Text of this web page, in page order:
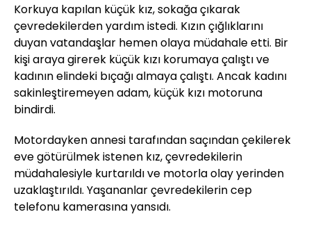
Korkuya kapılan küçük kız, sokağa çıkarak
çevredekilerden yardım istedi. Kızın çığlıklarını
duyan vatandaşlar hemen olaya müdahale etti. Bir
kişi araya girerek küçük kızı korumaya çalıştı ve
kadının elindeki bıçağı almaya çalıştı. Ancak kadını
sakinleştiremeyen adam, küçük kızı motoruna
bindirdi.
Motordayken annesi tarafından saçından çekilerek
eve götürülmek istenen kız, çevredekilerin
müdahalesiyle kurtarıldı ve motorla olay yerinden
uzaklaştırıldı. Yaşananlar çevredekilerin cep
telefonu kamerasına yansıdı.